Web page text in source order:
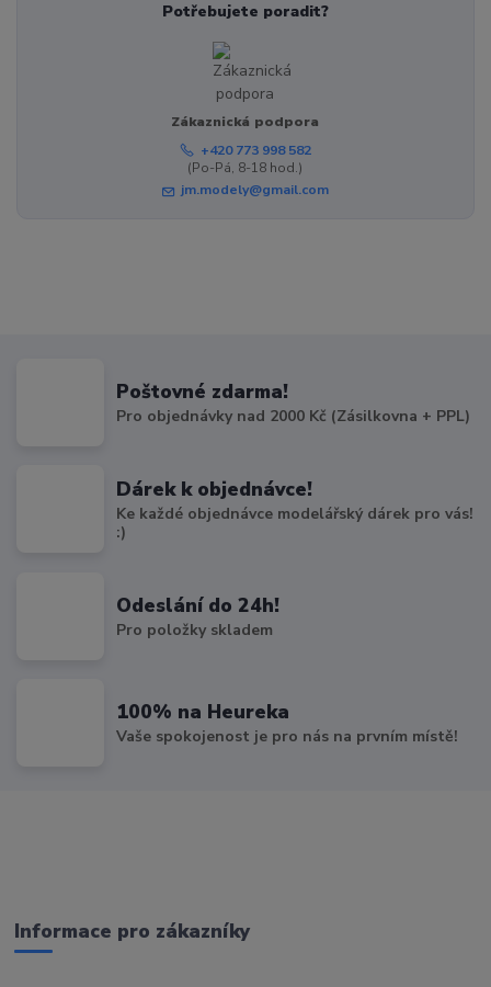
Potřebujete poradit?
Zákaznická podpora
+420 773 998 582
(Po-Pá, 8-18 hod.)
jm.modely@gmail.com
Poštovné zdarma!
Pro objednávky nad 2000 Kč (Zásilkovna + PPL)
Dárek k objednávce!
Ke každé objednávce modelářský dárek pro vás!
:)
Odeslání do 24h!
Pro položky skladem
100% na Heureka
Vaše spokojenost je pro nás na prvním místě!
Informace pro zákazníky